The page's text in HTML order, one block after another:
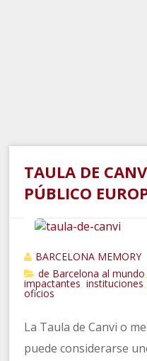
TAULA DE
PÚBLICO
BARCELONA MEMORY
de Barcelona al mundo
impactantes ,instituciones
oficios
La Taula de Canvi o
puede considerarse